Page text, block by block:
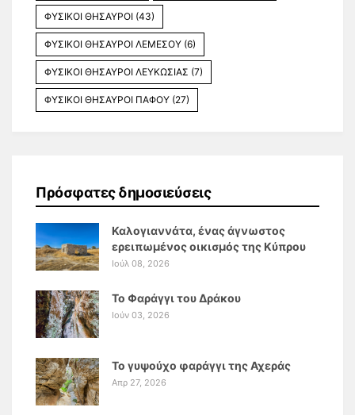
ΦΥΣΙΚΟΙ ΘΗΣΑΥΡΟΙ (43)
ΦΥΣΙΚΟΙ ΘΗΣΑΥΡΟΙ ΛΕΜΕΣΟΥ (6)
ΦΥΣΙΚΟΙ ΘΗΣΑΥΡΟΙ ΛΕΥΚΩΣΙΑΣ (7)
ΦΥΣΙΚΟΙ ΘΗΣΑΥΡΟΙ ΠΑΦΟΥ (27)
Πρόσφατες δημοσιεύσεις
Καλογιαννάτα, ένας άγνωστος
ερειπωμένος οικισμός της Κύπρου
Ιούλ 08, 2026
Το Φαράγγι του Δράκου
Ιούν 03, 2026
Το γυψούχο φαράγγι της Αχεράς
Απρ 27, 2026